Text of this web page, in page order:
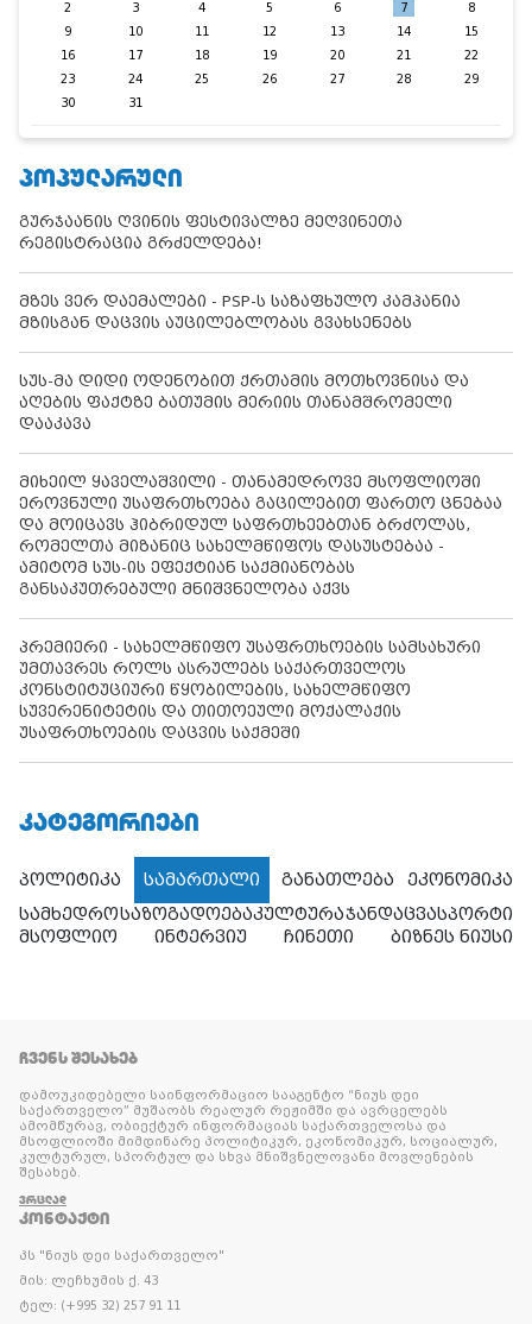
2
3 4 5 6 7
8
9
10 11 12 13 14
15
16
17 18 19 20 21
22
23
24 25 26 27 28
29
30
31
ᲞᲝᲞᲣᲚᲐᲠᲣᲚᲘ
გურჯაანის ღვინის ფესტივალზე მეღვინეთა
რეგისტრაცია გრძელდება!
მზეს ვერ დაემალები - PSP-ს საზაფხულო კამპანია
მზისგან დაცვის აუცილებლობას გვახსენებს
სუს-მა დიდი ოდენობით ქრთამის მოთხოვნისა და
აღების ფაქტზე ბათუმის მერიის თანამშრომელი
დააკავა
მიხეილ ყაველაშვილი - თანამედროვე მსოფლიოში
ეროვნული უსაფრთხოება გაცილებით ფართო ცნებაა
და მოიცავს ჰიბრიდულ საფრთხეებთან ბრძოლას,
რომელთა მიზანიც სახელმწიფოს დასუსტებაა -
ამიტომ სუს-ის ეფექტიან საქმიანობას
განსაკუთრებული მნიშვნელობა აქვს
პრემიერი - სახელმწიფო უსაფრთხოების სამსახური
უმთავრეს როლს ასრულებს საქართველოს
კონსტიტუციური წყობილების, სახელმწიფო
სუვერენიტეტის და თითოეული მოქალაქის
უსაფრთხოების დაცვის საქმეში
ᲙᲐᲢᲔᲒᲝᲠᲘᲔᲑᲘ
პოლიტიკა სამართალი განათლება
ეკონომიკა
სამხედროსაზოგადოებაკულტურაჯანდაცვასპორტი
მსოფლიო
ინტერვიუ ჩინეთი ბიზნეს ნიუსი
ᲩᲕᲔᲜᲡ ᲨᲔᲡᲐᲮᲔᲑ
დამოუკიდებელი საინფორმაციო სააგენტო “ნიუს დეი
საქართველო” მუშაობს რეალურ რეჟიმში და ავრცელებს
ამომწურავ, ობიექტურ ინფორმაციას საქართველოსა და
მსოფლიოში მიმდინარე პოლიტიკურ, ეკონომიკურ, სოციალურ,
კულტურულ, სპორტულ და სხვა მნიშვნელოვანი მოვლენების
შესახებ.
ᲕᲠᲪᲚᲐᲓ
ᲙᲝᲜᲢᲐᲥᲢᲘ
პს "ნიუს დეი საქართველო"
მის: ლეჩხუმის ქ. 43
ტელ: (+995 32) 257 91 11